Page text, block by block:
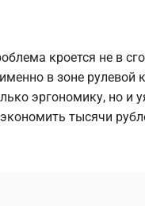
кроется не в
в зоне рулевой
эргономику, но и
тысячи